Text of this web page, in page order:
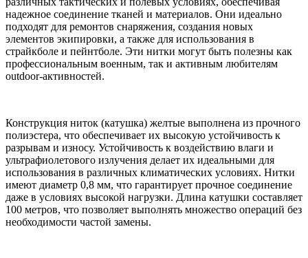
надежное соединение тканей и материалов. Они идеально
подходят для ремонтов снаряжения, создания новых
элементов экипировки, а также для использования в
страйкболе и пейнтболе. Эти нитки могут быть полезны как
профессиональным военным, так и активным любителям
outdoor-активностей.
Конструкция ниток (катушка) желтые выполнена из прочного
полиэстера, что обеспечивает их высокую устойчивость к
разрывам и износу. Устойчивость к воздействию влаги и
ультрафиолетового излучения делает их идеальными для
использования в различных климатических условиях. Нитки
имеют диаметр 0,8 мм, что гарантирует прочное соединение
даже в условиях высокой нагрузки. Длина катушки составляет
100 метров, что позволяет выполнять множество операций без
необходимости частой замены.